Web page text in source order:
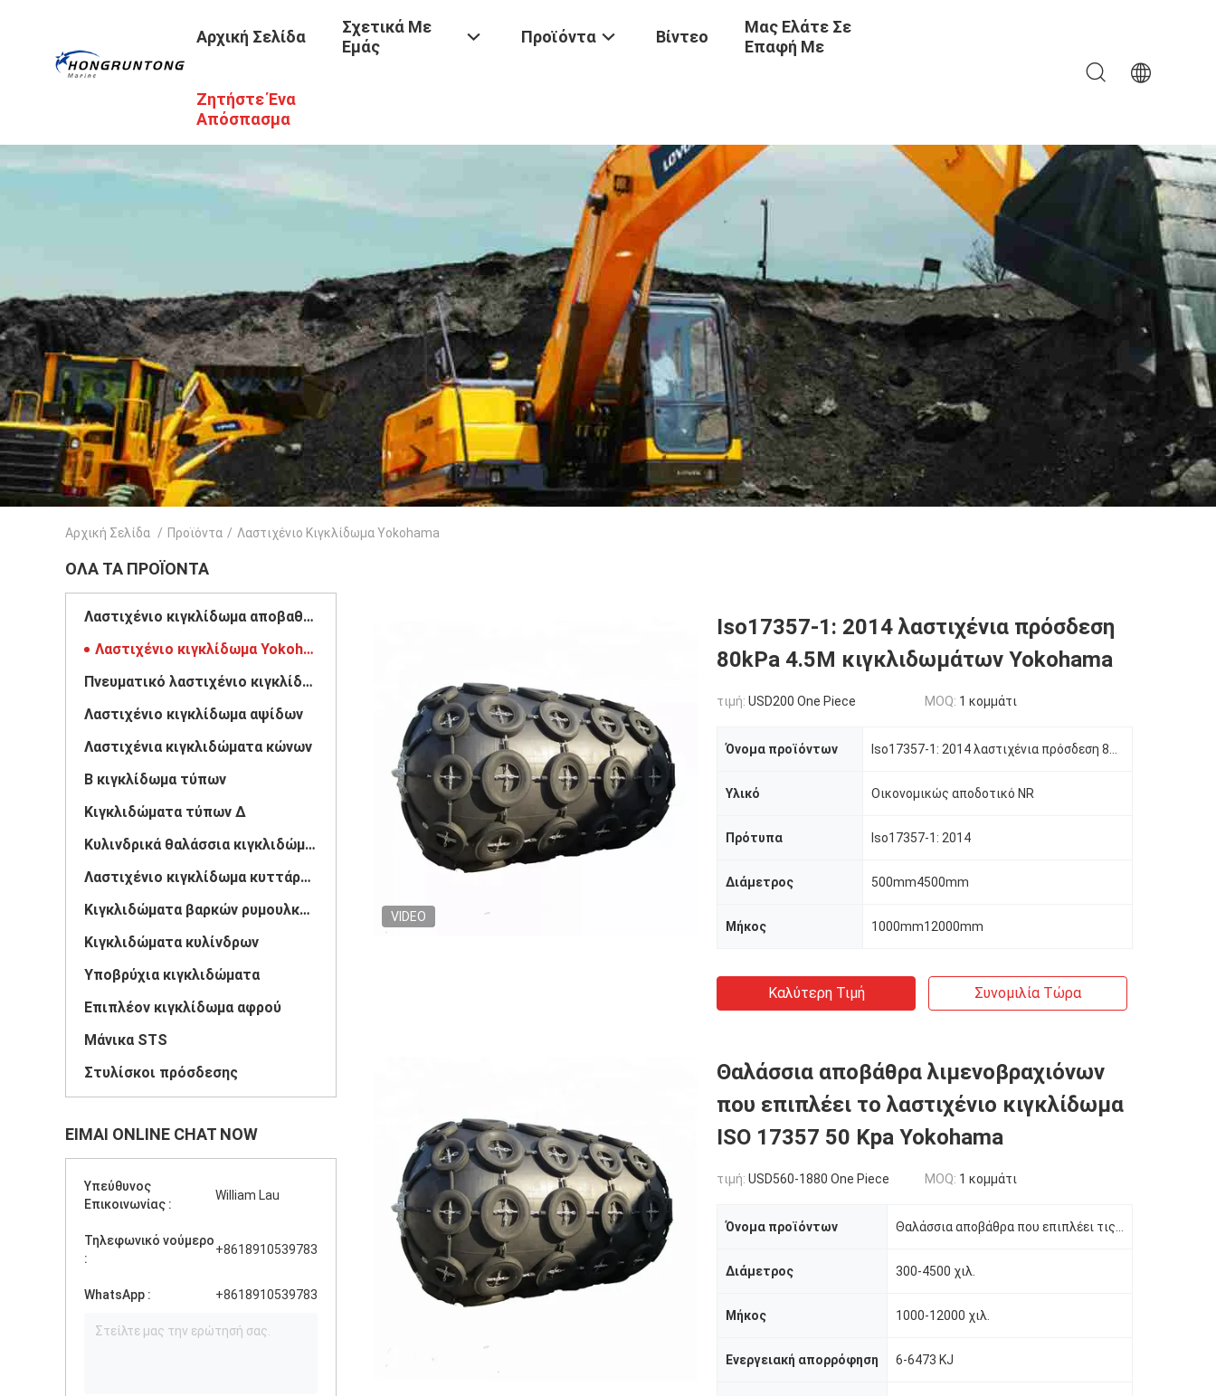
Αρχική Σελίδα
Σχετικά Με
Εμάς
Προϊόντα Βίντεο
Μας Ελάτε Σε
Επαφή Με
Ζητήστε Ένα
Απόσπασμα
Αρχική Σελίδα / Προϊόντα / Λαστιχένιο Κιγκλίδωμα Yokohama
ΌΛΑ ΤΑ ΠΡΟΪΌΝΤΑ
Λαστιχένιο κιγκλίδωμα αποβαθρών
Λαστιχένιο κιγκλίδωμα Yokohama
Πνευματικό λαστιχένιο κιγκλίδωμα
Λαστιχένιο κιγκλίδωμα αψίδων
Λαστιχένια κιγκλιδώματα κώνων
Β κιγκλίδωμα τύπων
Κιγκλιδώματα τύπων Δ
Κυλινδρικά θαλάσσια κιγκλιδώματα
Λαστιχένιο κιγκλίδωμα κυττάρων
Κιγκλιδώματα βαρκών ρυμουλκών
Κιγκλιδώματα κυλίνδρων
Υποβρύχια κιγκλιδώματα
Επιπλέον κιγκλίδωμα αφρού
Μάνικα STS
Στυλίσκοι πρόσδεσης
ΕΊΜΑΙ ONLINE CHAT NOW
Υπεύθυνος
Επικοινωνίας :
William Lau
Τηλεφωνικό νούμερο
:
+8618910539783
WhatsApp : +8618910539783
VIDEO
Iso17357-1: 2014 λαστιχένια πρόσδεση
80kPa 4.5M κιγκλιδωμάτων Yokohama
τιμή: USD200 One Piece MOQ: 1 κομμάτι
Όνομα προϊόντων
Υλικό Οικονομικώς αποδοτικό NR
Πρότυπα Iso17357-1: 2014
Διάμετρος 500mm4500mm
Μήκος 1000mm12000mm
Καλύτερη Τιμή Συνομιλία Τώρα
Θαλάσσια αποβάθρα λιμενοβραχιόνων
που επιπλέει το λαστιχένιο κιγκλίδωμα
ISO 17357 50 Kpa Yokohama
τιμή: USD560-1880 One Piece MOQ: 1 κομμάτι
Όνομα προϊόντων
Διάμετρος 300-4500 χιλ.
Μήκος 1000-12000 χιλ.
Ενεργειακή απορρόφηση 6-6473 KJ